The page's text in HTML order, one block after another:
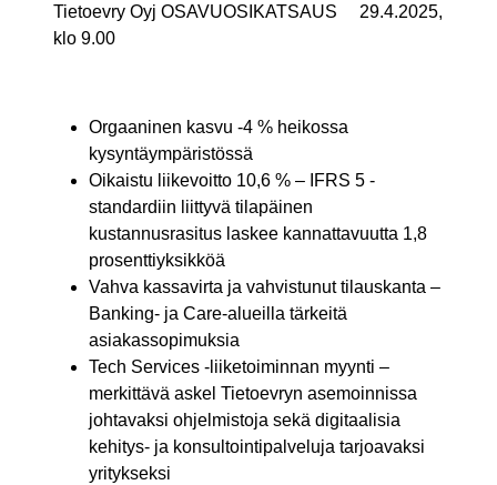
Tietoevry Oyj OSAVUOSIKATSAUS 29.4.2025,
klo 9.00
Orgaaninen kasvu -4 % heikossa
kysyntäympäristössä
Oikaistu liikevoitto 10,6 % – IFRS 5 -
standardiin liittyvä tilapäinen
kustannusrasitus laskee kannattavuutta 1,8
prosenttiyksikköä
Vahva kassavirta ja vahvistunut tilauskanta –
Banking- ja Care-alueilla tärkeitä
asiakassopimuksia
Tech Services -liiketoiminnan myynti –
merkittävä askel Tietoevryn asemoinnissa
johtavaksi ohjelmistoja sekä digitaalisia
kehitys- ja konsultointipalveluja tarjoavaksi
yritykseksi